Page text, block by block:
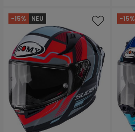
-15% NEU -15%